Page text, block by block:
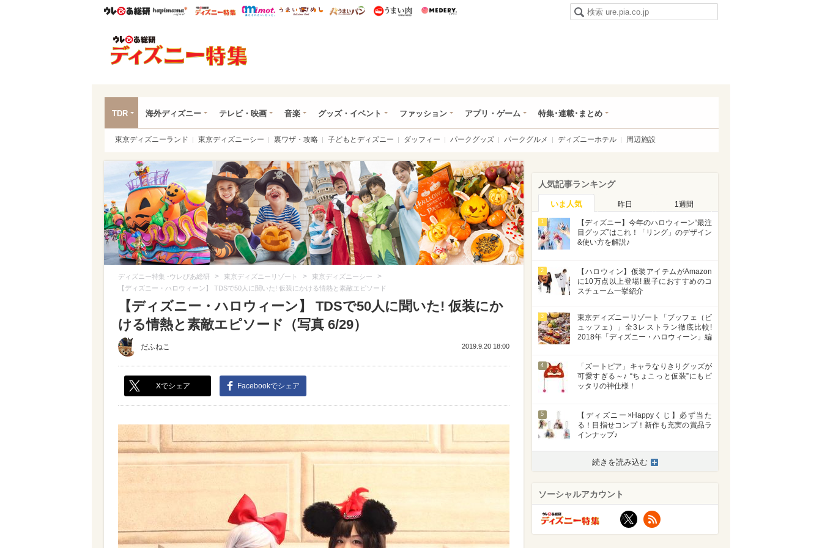
ウレぴあ総研ハピママ* ウレぴあ総研 ディズニー特集
mimot. うまいめし うまいパン うまい肉
TDR 海外ディズニー テレビ・映画 音楽 グッズ・イベント ファッション アプリ・ゲーム 特集･連載･まとめ
東京ディズニーランド 東京ディズニーシー 裏ワザ・攻略 子どもとディズニー ダッフィー パークグッズ パークグルメ ディズニーホテル 周辺施設
ディズニー特集 -ウレぴあ総研 > 東京ディズニーリゾート > 東京ディズニーシー >
【ディズニー・ハロウィーン】 TDSで50人に聞いた! 仮装にかける情熱と素敵エピソード
【ディズニー・ハロウィーン】 TDSで50人に聞いた! 仮装にか
ける情熱と素敵エピソード（写真 6/29）
だふねこ 2019.9.20 18:00
Xでシェア Facebookでシェア
人気記事ランキング
いま人気 昨日 1週間
1
【ディズニー】今年のハロウィーン“最注
目グッズ”はこれ！「リング」のデザイン
&使い方を解説♪
2
【ハロウィン】仮装アイテムがAmazon
に10万点以上登場! 親子におすすめのコ
スチューム一挙紹介
3
東京ディズニーリゾート「ブッフェ（ビ
ュッフェ）」全3レストラン徹底比較!
2018年「ディズニー・ハロウィーン」編
4
「ズートピア」キャラなりきりグッズが
可愛すぎる～♪ “ちょこっと仮装”にもピ
ッタリの神仕様！
5
【ディズニー×Happyくじ】必ず当た
る！目指せコンプ！新作も充実の賞品ラ
インナップ♪
続きを読み込む
ソーシャルアカウント
X